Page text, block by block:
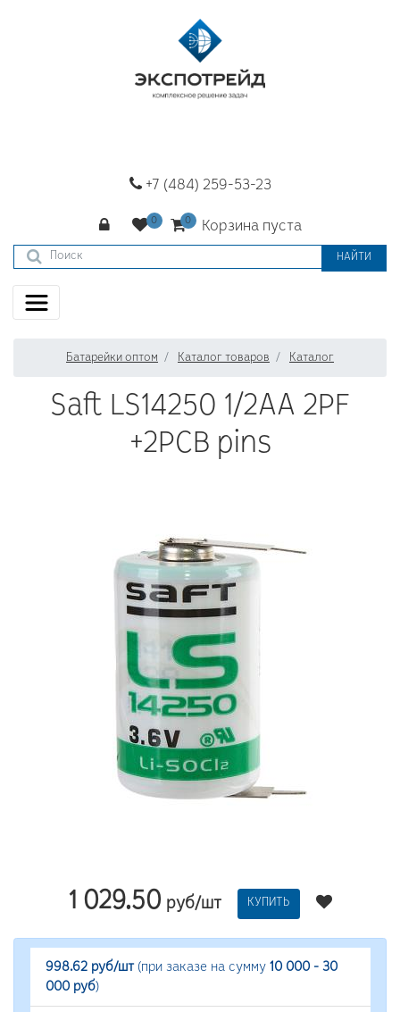
+7 (484) 259-53-23
Корзина пуста
НАЙТИ
Батарейки оптом Каталог товаров Каталог
Saft LS14250 1/2АА 2PF
+2PCB pins
1 029.50 руб/шт КУПИТЬ
998.62 руб/шт(при заказе на сумму 10 000 - 30
000 руб)